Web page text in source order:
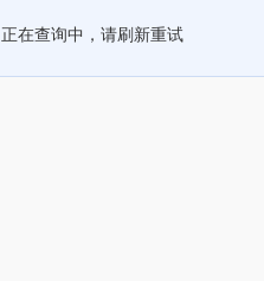
正在查询中，请刷新重试